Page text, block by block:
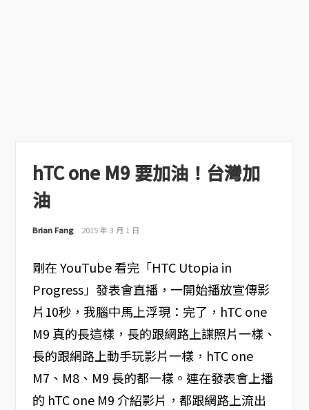
hTC one M9 要加油！台灣加
油
Brian Fang 2015 年 3 月 1 日
剛在 YouTube 看完「HTC Utopia in
Progress」發表會直播，一開始播放宣傳影
片10秒，我腦中馬上浮現：完了，hTC one
M9 真的長這樣，長的跟網路上諜照片一樣、
長的跟網路上動手玩影片一樣，hTC one
M7、M8、M9 長的都一樣。連在發表會上播
的 hTC one M9 介紹影片，都跟網路上流出